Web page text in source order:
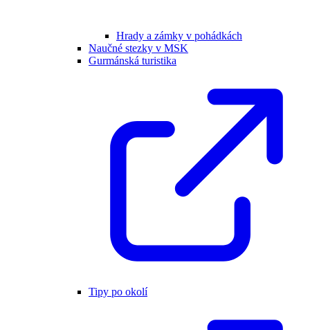
Hrady a zámky v pohádkách
Naučné stezky v MSK
Gurmánská turistika
Tipy po okolí